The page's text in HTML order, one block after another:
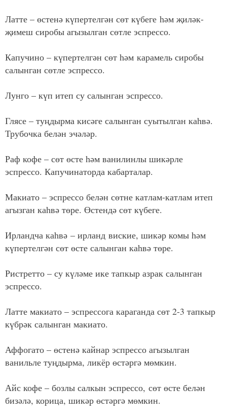
Латте – өстенә күпертелгән сөт күбеге һәм җиләк-
җимеш сиробы агызылган сөтле эспрессо.
Капучино – күпертелгән сөт һәм карамель сиробы
салынган сөтле эспрессо.
Лунго – күп итеп су салынган эспрессо.
Глясе – туңдырма кисәге салынган суытылган каһвә.
Трубочка белән эчәләр.
Раф кофе – сөт өсте һәм ванилинлы шикәрле
эспрессо. Капучинаторда кабарталар.
Макиато – эспрессо белән сөтне катлам-катлам итеп
агызган каһвә төре. Өстендә сөт күбеге.
Ирландча каһвә – ирланд виские, шикәр комы һәм
күпертелгән сөт өсте салынган каһвә төре.
Ристретто – су күләме ике тапкыр азрак салынган
эспрессо.
Латте макиато – эспрессога караганда сөт 2-3 тапкыр
күбрәк салынган макиато.
Аффогато – өстенә кайнар эспрессо агызылган
ванильле туңдырма, ликёр өстәргә мөмкин.
Айс кофе – бозлы салкын эспрессо, сөт өсте белән
бизәлә, корица, шикәр өстәргә мөмкин.